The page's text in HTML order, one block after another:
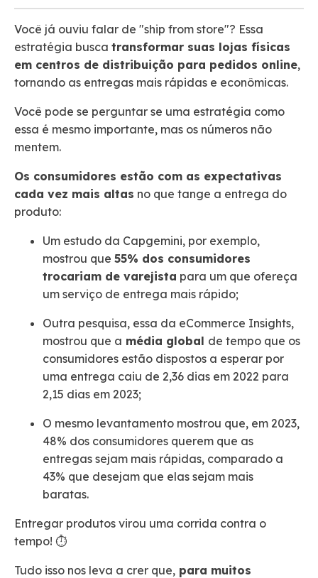
Você já ouviu falar de "ship from store"? Essa
estratégia busca transformar suas lojas físicas
em centros de distribuição para pedidos online,
tornando as entregas mais rápidas e econômicas.
Você pode se perguntar se uma estratégia como
essa é mesmo importante, mas os números não
mentem.
Os consumidores estão com as expectativas
cada vez mais altas no que tange a entrega do
produto:
Um estudo da Capgemini, por exemplo,
mostrou que 55% dos consumidores
trocariam de varejista para um que ofereça
um serviço de entrega mais rápido​;
Outra pesquisa, essa da eCommerce Insights,
mostrou que a média global de tempo que os
consumidores estão dispostos a esperar por
uma entrega caiu de 2,36 dias em 2022 para
2,15 dias em 2023​;
O mesmo levantamento mostrou que, em 2023,
48% dos consumidores querem que as
entregas sejam mais rápidas, comparado a
43% que desejam que elas sejam mais
baratas.
Entregar produtos virou uma corrida contra o
tempo! ⏱️
Tudo isso nos leva a crer que, para muitos